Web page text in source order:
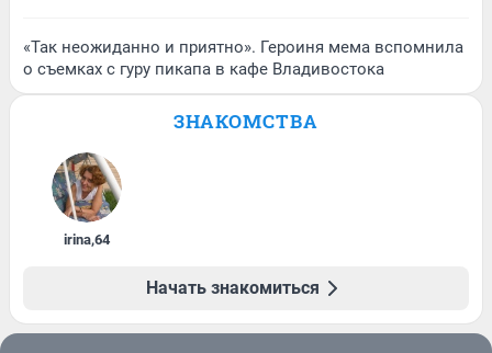
«Так неожиданно и приятно». Героиня мема вспомнила
о съемках с гуру пикапа в кафе Владивостока
ЗНАКОМСТВА
irina,64
Начать знакомиться